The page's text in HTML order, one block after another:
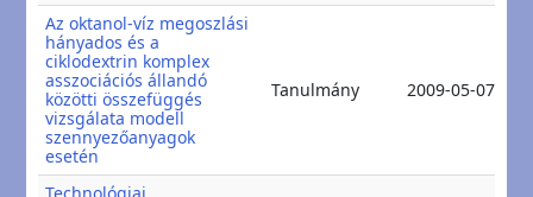
Az oktanol-víz megoszlási
hányados és a
ciklodextrin komplex
asszociációs állandó
közötti összefüggés
vizsgálata modell
szennyezőanyagok
esetén
Tanulmány 2009-05-07